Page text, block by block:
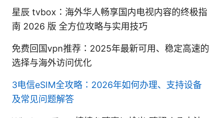
星辰 tvbox：海外华人畅享国内电视内容的终极指
南 2026 版 全方位攻略与实用技巧
免费回国vpn推荐：2025年最新可用、稳定高速的
选择与海外访问优化
3电信eSIM全攻略：2026年如何办理、支持设备
及常见问题解答